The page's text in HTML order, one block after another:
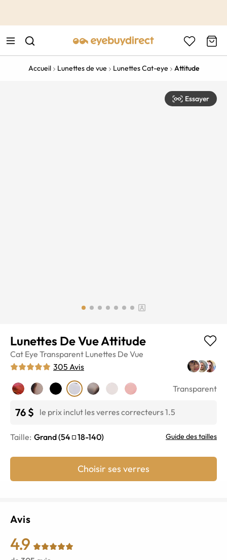
Accueil Lunettes de vue Lunettes Cat-eye Attitude
Essayer
Lunettes De Vue Attitude
Cat Eye Transparent Lunettes De Vue
305 Avis
Transparent
76 $ le prix inclut les verres correcteurs 1.5
Taille: Grand(54 18-140) Guide des tailles
Choisir ses verres
Avis
4.9